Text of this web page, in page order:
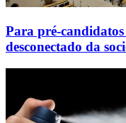
Para pré-
desconectado da